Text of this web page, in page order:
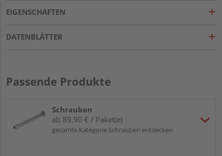
EIGENSCHAFTEN
DATENBLÄTTER
Passende Produkte
Schrauben
ab 89,90 € / Paket(e)
gesamte Kategorie Schrauben entdecken